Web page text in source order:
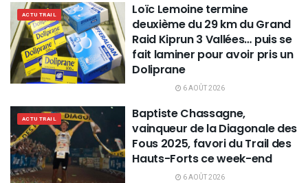
ACTU TRAIL
Loïc Lemoine termine
deuxième du 29 km du Grand
Raid Kiprun 3 Vallées… puis se
fait laminer pour avoir pris un
Doliprane
6 AOÛT 2026
ACTU TRAIL
Baptiste Chassagne,
vainqueur de la Diagonale des
Fous 2025, favori du Trail des
Hauts-Forts ce week-end
6 AOÛT 2026